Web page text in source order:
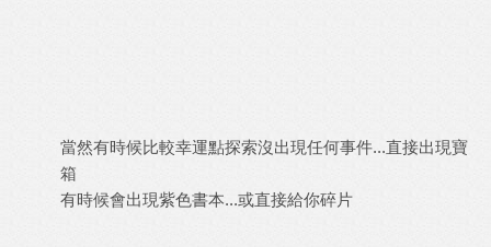
當然有時候比較幸運點探索沒出現任何事件...直接出現寶
箱
有時候會出現紫色書本...或直接給你碎片